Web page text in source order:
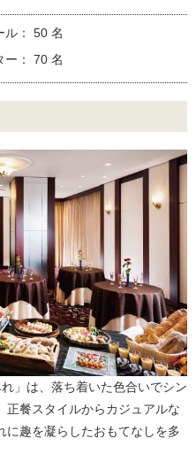
ル： 50 名
ー： 70 名
」は、落ち着いた色合いでシン
正餐スタイルからカジュアルな
に趣を凝らしたおもてなしを多